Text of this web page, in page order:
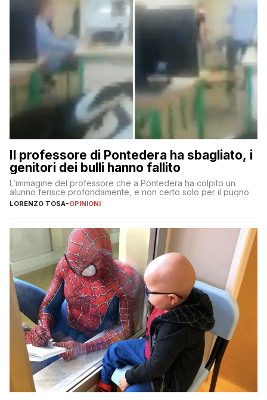
Il professore di Pontedera ha sbagliato, i
genitori dei bulli hanno fallito
L’immagine del professore che a Pontedera ha colpito un
alunno ferisce profondamente, e non certo solo per il pugno
LORENZO TOSA-OPINIONI